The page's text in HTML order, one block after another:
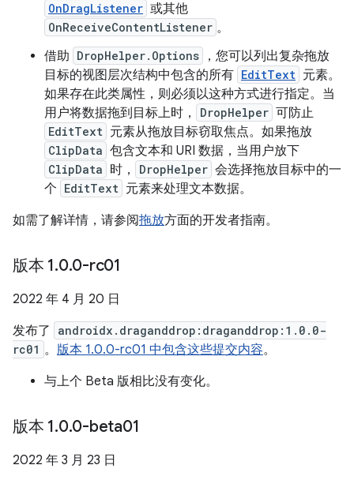
OnDragListener 或其他
OnReceiveContentListener 。
借助 DropHelper.Options
，您可以列出复杂拖放
目标的视图层次结构中包含的所有 EditText 元素。
如果存在此类属性，则必须以这种方式进行指定。当
用户将数据拖到目标上时，
DropHelper 可防止
EditText 元素从拖放目标窃取焦点。如果拖放
ClipData 包含文本和 URI 数据，当用户放下
ClipData 时， DropHelper 会选择拖放目标中的一
个 EditText 元素来处理文本数据。
如需了解详情，请参阅拖放方面的开发者指南。
版本 1.0.0-rc01
2022 年 4 月 20 日
发布了
androidx.draganddrop:draganddrop:1.0.0-
rc01 。 版本 1.0.0-rc01 中包含这些提交内容。
与上个 Beta 版相比没有变化。
版本 1.0.0-beta01
2022 年 3 月 23 日